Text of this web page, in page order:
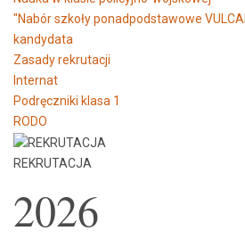
"Nabór szkoły ponadpodstawowe
kandydata
Zasady rekrutacji
Internat
Podręczniki klasa 1
RODO
REKRUTACJA
2026